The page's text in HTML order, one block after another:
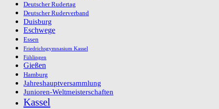
Deutscher Rudertag
Deutscher Ruderverband
Duisburg
Eschwege
Essen
Friedrichsgymnasium Kassel
Fühlingen
Gießen
Hamburg
Jahreshauptversammlung
Junioren-Weltmeisterschaften
Kassel